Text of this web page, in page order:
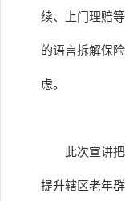
续、上门理赔
的语言拆解保
虑。
此次宣讲
提升辖区老年